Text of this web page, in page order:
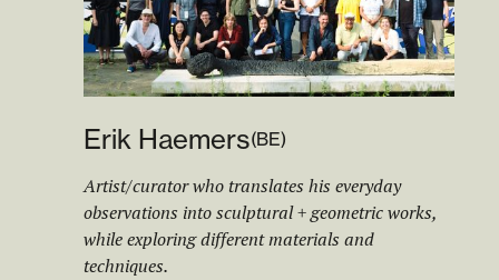
Erik Haemers(BE)
Artist/curator who translates his everyday
observations into sculptural + geometric works,
while exploring different materials and
techniques.